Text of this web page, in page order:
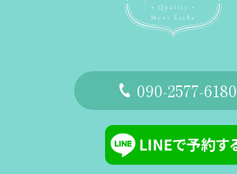
‭090-2577-6180